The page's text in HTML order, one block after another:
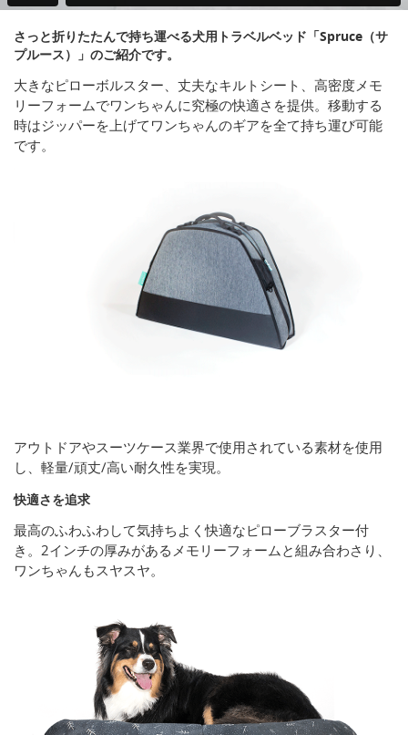
さっと折りたたんで持ち運べる犬用トラベルベッド「Spruce（サ
プルース）」のご紹介です。
大きなピローボルスター、丈夫なキルトシート、高密度メモ
リーフォームでワンちゃんに究極の快適さを提供。移動する
時はジッパーを上げてワンちゃんのギアを全て持ち運び可能
です。
アウトドアやスーツケース業界で使用されている素材を使用
し、軽量/頑丈/高い耐久性を実現。
快適さを追求
最高のふわふわして気持ちよく快適なピローブラスター付
き。2インチの厚みがあるメモリーフォームと組み合わさり、
ワンちゃんもスヤスヤ。